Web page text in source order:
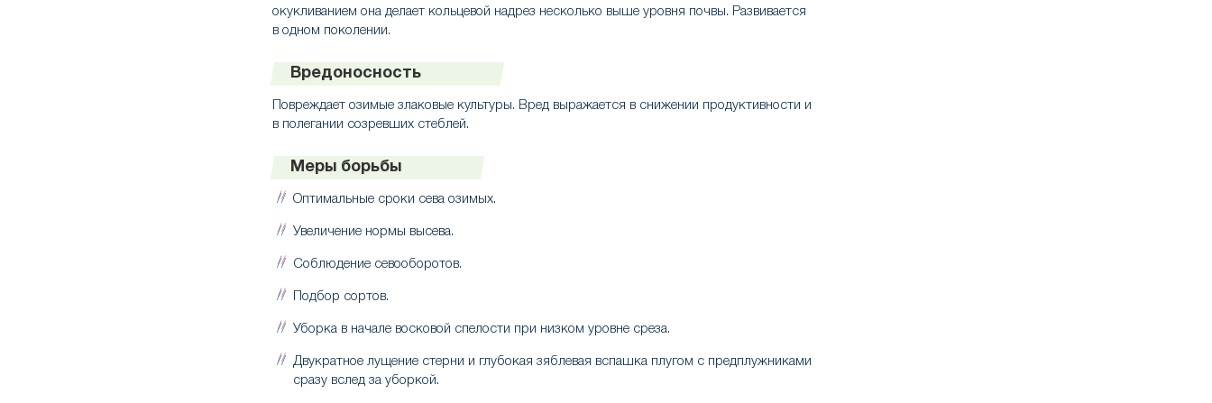
окукливанием она делает кольцевой надрез несколько выше уровня почвы. Развивается
в одном поколении.
Вредоносность
Повреждает озимые злаковые культуры. Вред выражается в снижении продуктивности и
в полегании созревших стеблей.
Меры борьбы
Оптимальные сроки сева озимых.
Увеличение нормы высева.
Соблюдение севооборотов.
Подбор сортов.
Уборка в начале восковой спелости при низком уровне среза.
Двукратное лущение стерни и глубокая зяблевая вспашка плугом с предплужниками
сразу вслед за уборкой.